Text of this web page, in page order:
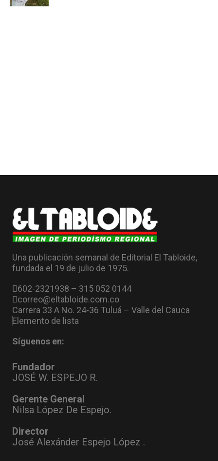
Una publicación semanal de Editorial El Tabloide,
fundada el 19 de julio de 1975.
602-2321938 – 315 052 0144
correo@eltabloide.com.co
Carrera 33 A No. 24-36 Tuluá – Valle del Cauca
Elemento de lista
Síguenos en:
Fundador
JOSÉ W. ESPEJO R.
Gerente General
Nilsa López De Espejo.
Director
José Alexánder Espejo López .